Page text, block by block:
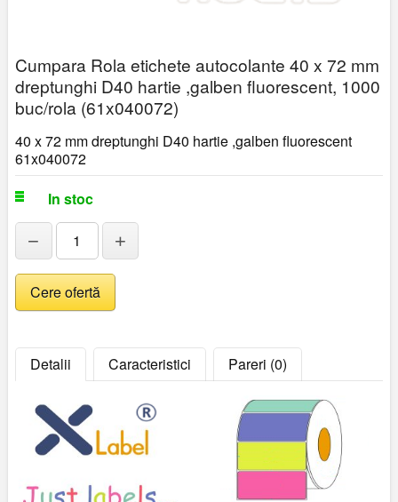
Cumpara Rola etichete autocolante 40 x 72 mm
dreptunghi D40 hartie ,galben fluorescent, 1000
buc/rola (61x040072)
40 x 72 mm dreptunghi D40 hartie ,galben fluorescent
61x040072
In stoc
− +
Detalii Caracteristici Pareri (0)